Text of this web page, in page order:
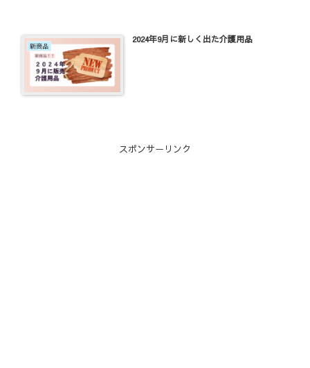
新商品
2024年9月に新しく出た介護用品
スポンサーリンク